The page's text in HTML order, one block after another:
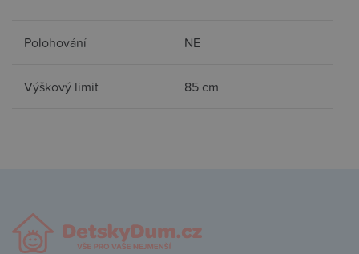
Polohování NE
Výškový limit 85 cm